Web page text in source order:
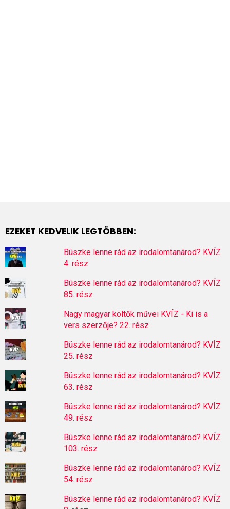
EZEKET KEDVELIK LEGTÖBBEN:
Büszke lenne rád az irodalomtanárod? KVÍZ
4. rész
Büszke lenne rád az irodalomtanárod? KVÍZ
85. rész
Nagy magyar költők művei KVÍZ - Ki is a
vers szerzője? 22. rész
Büszke lenne rád az irodalomtanárod? KVÍZ
25. rész
Büszke lenne rád az irodalomtanárod? KVÍZ
63. rész
Büszke lenne rád az irodalomtanárod? KVÍZ
49. rész
Büszke lenne rád az irodalomtanárod? KVÍZ
103. rész
Büszke lenne rád az irodalomtanárod? KVÍZ
54. rész
Büszke lenne rád az irodalomtanárod? KVÍZ